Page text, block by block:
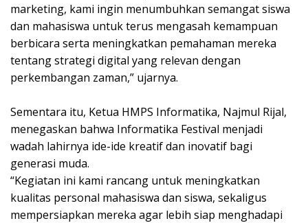
marketing, kami ingin menumbuhkan semangat siswa
dan mahasiswa untuk terus mengasah kemampuan
berbicara serta meningkatkan pemahaman mereka
tentang strategi digital yang relevan dengan
perkembangan zaman,” ujarnya.
Sementara itu, Ketua HMPS Informatika, Najmul Rijal,
menegaskan bahwa Informatika Festival menjadi
wadah lahirnya ide-ide kreatif dan inovatif bagi
generasi muda.
“Kegiatan ini kami rancang untuk meningkatkan
kualitas personal mahasiswa dan siswa, sekaligus
mempersiapkan mereka agar lebih siap menghadapi